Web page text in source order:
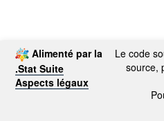
Alimenté par la
.Stat Suite
Aspects légaux
Le code
source,